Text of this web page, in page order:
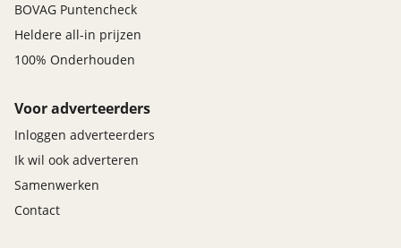
BOVAG Puntencheck
Heldere all-in prijzen
100% Onderhouden
Voor adverteerders
Inloggen adverteerders
Ik wil ook adverteren
Samenwerken
Contact